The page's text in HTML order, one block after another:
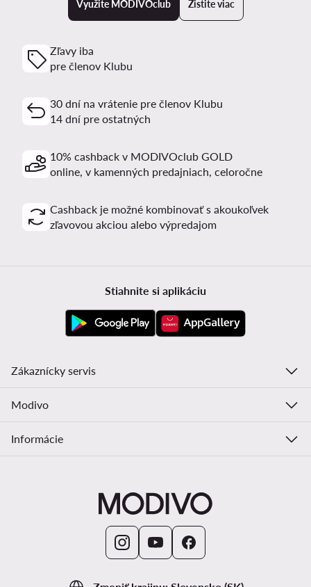
Využite MODIVOclub Zistite viac
Zľavy iba
pre členov Klubu
30 dní na vrátenie pre členov Klubu
14 dní pre ostatných
10% cashback v MODIVOclub GOLD
online, v kamenných predajniach, celoročne
Cashback je možné kombinovať s akoukoľvek
zľavovou akciou alebo výpredajom
Stiahnite si aplikáciu
Zákaznícky servis
Modivo
Informácie